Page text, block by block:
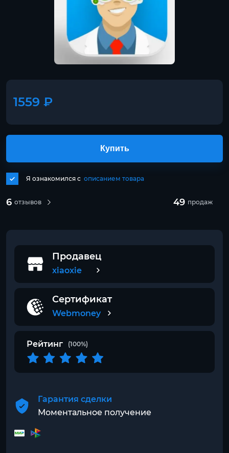
1559 ₽
6 отзывов 49 продаж
Я ознакомился с описанием товара
Купить
Продавец
xiaoxie
Сертификат
Webmoney
Рейтинг (100%)
Гарантия сделки
Моментальное получение